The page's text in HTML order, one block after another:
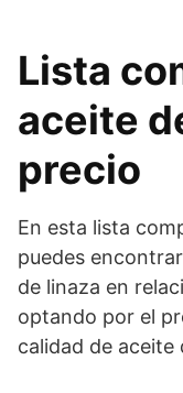
Lista
aceite
precio
En esta lista
puedes
de linaza en
optando por el
calidad de aceite